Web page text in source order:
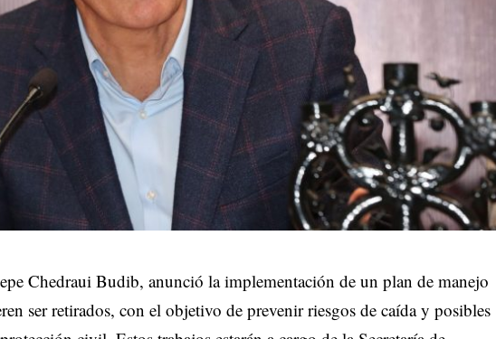
Chedraui Budib, anunció la implementación de un plan de manejo
ser retirados, con el objetivo de prevenir riesgos de caída y posibles